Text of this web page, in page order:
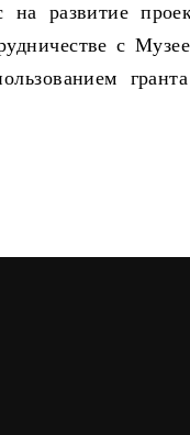
на развитие
с